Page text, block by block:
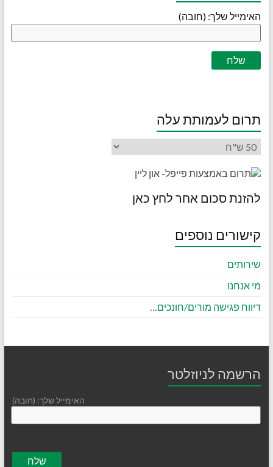
האימייל שלך: (חובה)
תרום לעמותת עלה
להזנת סכום אחר לחץ כאן
קישורים נוספים
שירותים
מי אנחנו
דיווח פגישה מורים/חונכים…
הרשמה לניוזלטר
האימייל שלך: (חובה)